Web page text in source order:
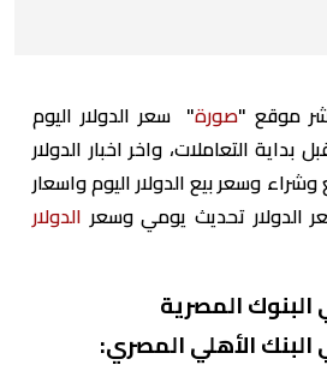
موقع "صورة" سعر الدولار اليوم
22-10-2025 قبل بداية التعاملات، واخر اخبار الدولار
بيع وشراء وسعر بيع الدولار اليوم واسعار
الدولار تحديث يومي وسعر الدولار
البنوك المصرية
البنك الأهلي المصري: